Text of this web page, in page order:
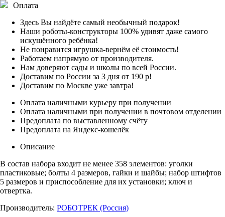
Оплата
Здесь Вы найдёте самый необычный подарок!
Наши роботы-конструкторы 100% удивят даже самого
искушённого ребёнка!
Не понравится игрушка-вернём её стоимость!
Работаем напрямую от производителя.
Нам доверяют сады и школы по всей России.
Доставим по России за 3 дня от 190 р!
Доставим по Москве уже завтра!
Оплата наличными курьеру при получении
Оплата наличными при получении в почтовом отделении
Предоплата по выставленному счёту
Предоплата на Яндекс-кошелёк
Описание
В состав набора входит не менее 358 элементов: уголки
пластиковые; болты 4 размеров, гайки и шайбы; набор штифтов
5 размеров и приспособление для их установки; ключ и
отвертка.
Производитель: РОБОТРЕК (Россия)